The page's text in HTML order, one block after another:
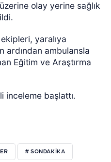
olay yerine sağlık
yaralıya
ardından ambulansla
Eğitim ve Araştırma
inceleme başlattı.
# SONDAKIKA